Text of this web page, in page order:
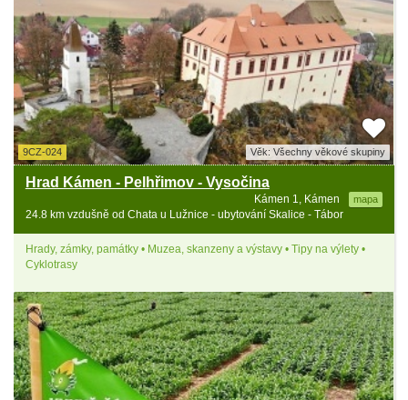
9CZ-024 Věk: Všechny věkové skupiny
Hrad Kámen - Pelhřimov - Vysočina
Kámen 1, Kámen mapa
24.8 km vzdušně od Chata u Lužnice - ubytování Skalice - Tábor
Hrady, zámky, památky • Muzea, skanzeny a výstavy • Tipy na výlety •
Cyklotrasy